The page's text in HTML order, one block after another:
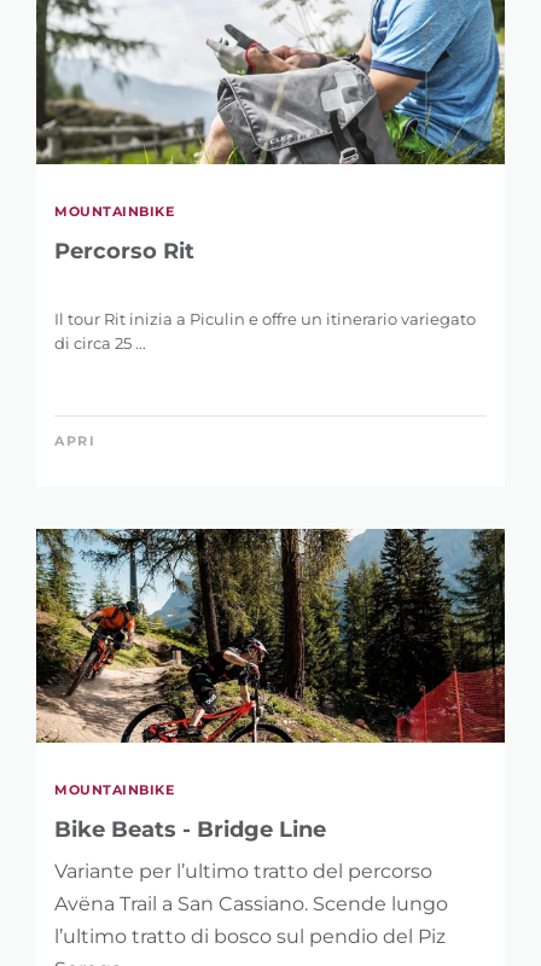
MOUNTAINBIKE
Percorso Rit
Il tour Rit inizia a Piculin e offre un itinerario variegato
di circa 25 ...
APRI
MOUNTAINBIKE
Bike Beats - Bridge Line
Variante per l’ultimo tratto del percorso
Avëna Trail a San Cassiano. Scende lungo
l’ultimo tratto di bosco sul pendio del Piz